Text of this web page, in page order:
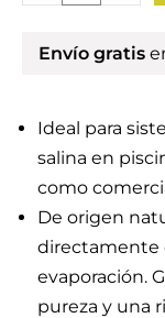
Envío gratis
Ideal para
salina en
como
De origen
directamente
evaporación.
pureza y una